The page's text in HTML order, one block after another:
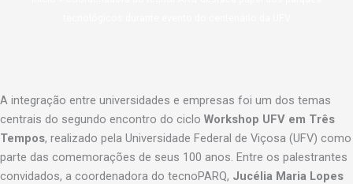
A integração entre universidades e empresas foi um dos temas
centrais do segundo encontro do ciclo Workshop UFV em Três
Tempos, realizado pela Universidade Federal de Viçosa (UFV) como
parte das comemorações de seus 100 anos. Entre os palestrantes
convidados, a coordenadora do tecnoPARQ, Jucélia Maria Lopes